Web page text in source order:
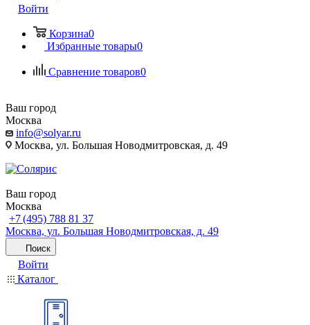
Войти
Корзина0
Избранные товары0
Сравнение товаров0
Ваш город
Москва
info@solyar.ru
Москва, ул. Большая Новодмитровская, д. 49
Ваш город
Москва
+7 (495) 788 81 37
Москва, ул. Большая Новодмитровская, д. 49
Поиск
Войти
Каталог